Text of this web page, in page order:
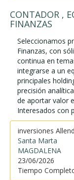
CONTADOR ,
FINANZAS
Seleccionamos
Finanzas, con
continua en
integrarse a un
principales
precisión
de aportar valor
Interesados con
inversiones
Santa Marta
MAGDALENA
23/06/2026
Tiempo